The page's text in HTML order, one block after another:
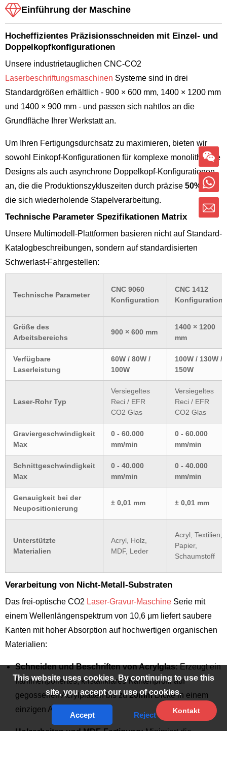
Einführung der Maschine
Hocheffizientes Präzisionsschneiden mit Einzel- und
Doppelkopfkonfigurationen
Unsere industrietauglichen CNC-CO2
Laserbeschriftungsmaschinen Systeme sind in drei
Standardgrößen erhältlich - 900 × 600 mm, 1400 × 1200 mm
und 1400 × 900 mm - und passen sich nahtlos an die
Grundfläche Ihrer Werkstatt an.
Um Ihren Fertigungsdurchsatz zu maximieren, bieten wir
sowohl Einkopf-Konfigurationen für komplexe monolithische
Designs als auch asynchrone Doppelkopf-Konfigurationen
an, die die Produktionszykluszeiten durch präzise 50% für
die sich wiederholende Stapelverarbeitung.
Technische Parameter Spezifikationen Matrix
Unsere Multimodell-Plattformen basieren nicht auf Standard-
Katalogbeschreibungen, sondern auf standardisierten
Schwerlast-Fahrgestellen:
Technische Parameter
CNC 9060
Konfiguration
CNC 1412
Konfiguration
Größe des
Arbeitsbereichs
900 × 600 mm
1400 × 1200
mm
Verfügbare
Laserleistung
60W / 80W /
100W
100W / 130W /
150W
Laser-Rohr Typ
Versiegeltes
Reci / EFR
CO2 Glas
Versiegeltes
Reci / EFR
CO2 Glas
Graviergeschwindigkeit
Max
0 - 60.000
mm/min
0 - 60.000
mm/min
Schnittgeschwindigkeit
Max
0 - 40.000
mm/min
0 - 40.000
mm/min
Genauigkeit bei der
Neupositionierung
± 0,01 mm ± 0,01 mm
Unterstützte
Materialien
Acryl, Holz,
MDF, Leder
Acryl, Textilien,
Papier,
Schaumstoff
Verarbeitung von Nicht-Metall-Substraten
Das frei-optische CO2 Laser-Gravur-Maschine Serie mit
einem Wellenlängenspektrum von 10,6 μm liefert saubere
Kanten mit hoher Absorption auf hochwertigen organischen
Materialien:
Schneiden und Beschriften von Acrylglas:Erzeugt ein
flammenpoliertes, kristallklares Kantenprofil auf
gegossenen Acrylplatten bis zu20mmDicke in einem
einzigen Arbeitsgang.
Holzarbeiten und MDF-Fertigung:Minimiert die
Kontakt
This website uses cookies. By continuing to use this
site, you accept our use of cookies.
Accept Reject